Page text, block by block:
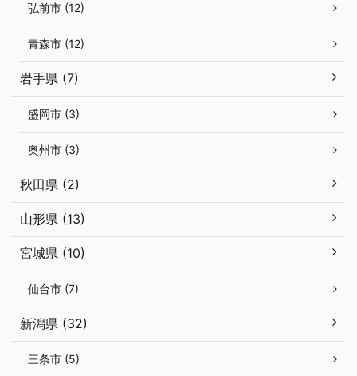
弘前市 (12)
青森市 (12)
岩手県 (7)
盛岡市 (3)
奥州市 (3)
秋田県 (2)
山形県 (13)
宮城県 (10)
仙台市 (7)
新潟県 (32)
三条市 (5)